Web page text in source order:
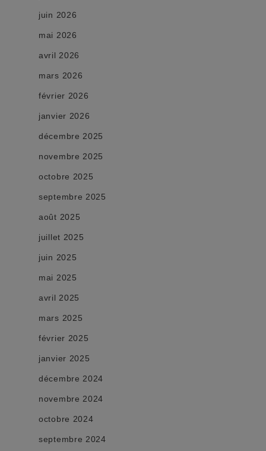
juin 2026
mai 2026
avril 2026
mars 2026
février 2026
janvier 2026
décembre 2025
novembre 2025
octobre 2025
septembre 2025
août 2025
juillet 2025
juin 2025
mai 2025
avril 2025
mars 2025
février 2025
janvier 2025
décembre 2024
novembre 2024
octobre 2024
septembre 2024